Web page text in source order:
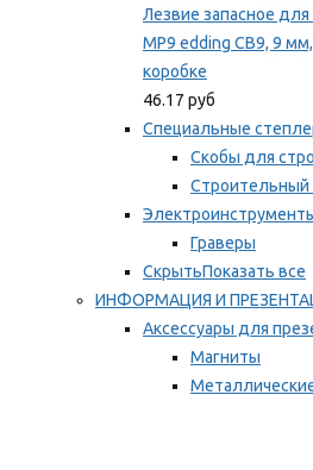
Лезвие запасное
MP9 edding CB9, 9
коробке
46.17 руб
Специальные
Скобы для
Строительный
Граверы
СкрытьПоказать все
ИНФОРМАЦИЯ И
Аксессуары для
Магниты